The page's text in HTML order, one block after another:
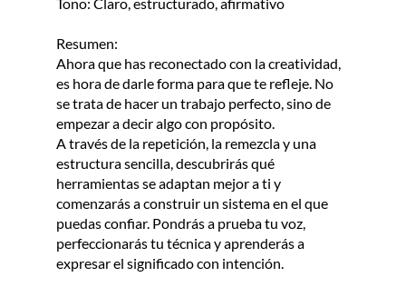
Tono: Claro, estructurado, afirmativo
Resumen:
Ahora que has reconectado con la creatividad,
es hora de darle forma para que te refleje. No
se trata de hacer un trabajo perfecto, sino de
empezar a decir algo con propósito.
A través de la repetición, la remezcla y una
estructura sencilla, descubrirás qué
herramientas se adaptan mejor a ti y
comenzarás a construir un sistema en el que
puedas confiar. Pondrás a prueba tu voz,
perfeccionarás tu técnica y aprenderás a
expresar el significado con intención.